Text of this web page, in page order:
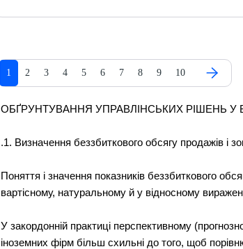
1 2 3 4 5 6 7 8 9 10
ОБҐРУНТУВАННЯ УПРАВЛІНСЬКИХ РІШЕНЬ
.1. Визначення беззбиткового обсягу продажів і
Поняття і значення показників беззбиткового
вартісному, натуральному й у відносному
У закордонній практиці перспективному
іноземних фірм більш схильні до того, щоб